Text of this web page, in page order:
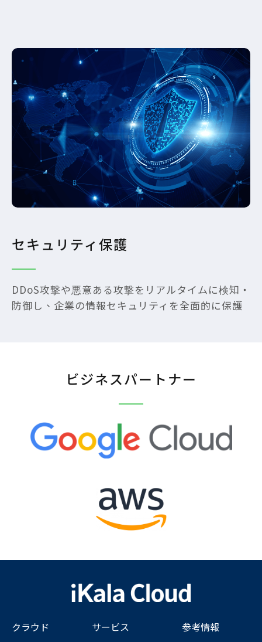
セキュリティ保護
DDoS攻撃や悪意ある攻撃をリアルタイムに検知・
防御し、企業の情報セキュリティを全面的に保護
ビジネスパートナー
クラウド サービス 参考情報